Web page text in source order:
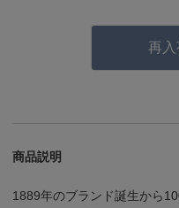
再入
商品説明
1889年のブランド誕生から